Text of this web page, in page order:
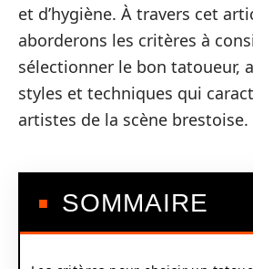
et d’hygiène. À travers cet
aborderons les critères à
sélectionner le bon tatoueur,
styles et techniques qui
artistes de la scène brestoise.
SOMMAIRE